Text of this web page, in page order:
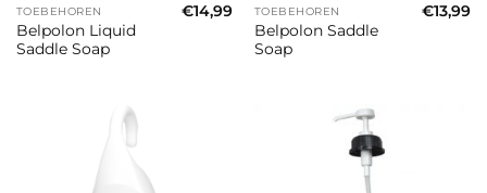
TOEBEHOREN
Belpolon Liquid
Saddle Soap
€14,99 TOEBEHOREN
Belpolon Saddle
Soap
€13,99